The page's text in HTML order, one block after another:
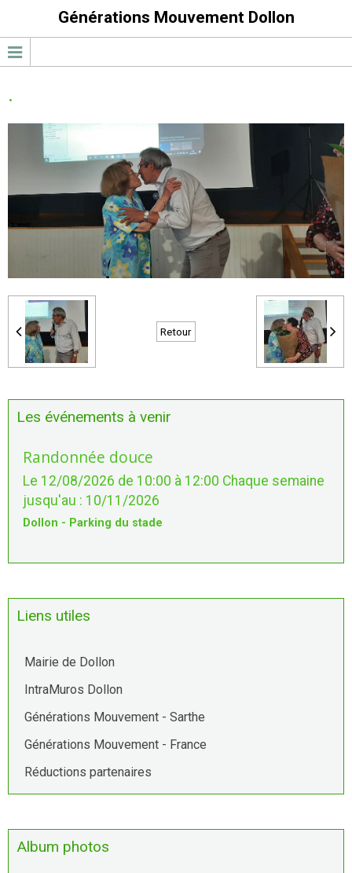
Générations Mouvement Dollon
.
Retour
Les événements à venir
Randonnée douce
Le 12/08/2026 de 10:00 à 12:00 Chaque semaine
jusqu'au : 10/11/2026
Dollon - Parking du stade
Liens utiles
Mairie de Dollon
IntraMuros Dollon
Générations Mouvement - Sarthe
Générations Mouvement - France
Réductions partenaires
Album photos